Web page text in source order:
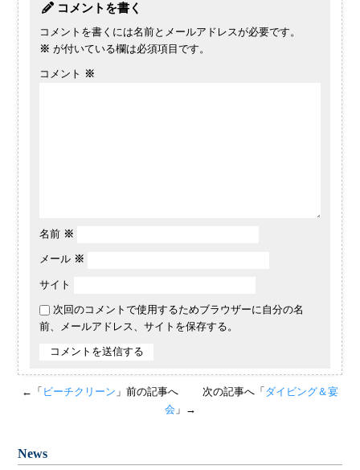
コメントを書く
コメントを書くには名前とメールアドレスが必要です。
※ が付いている欄は必須項目です。
コメント ※
名前 ※
メール ※
サイト
次回のコメントで使用するためブラウザーに自分の名
前、メールアドレス、サイトを保存する。
←「 ビーチクリーン 」前の記事へ 次の記事へ「ダイビング＆宴
会 」→
News